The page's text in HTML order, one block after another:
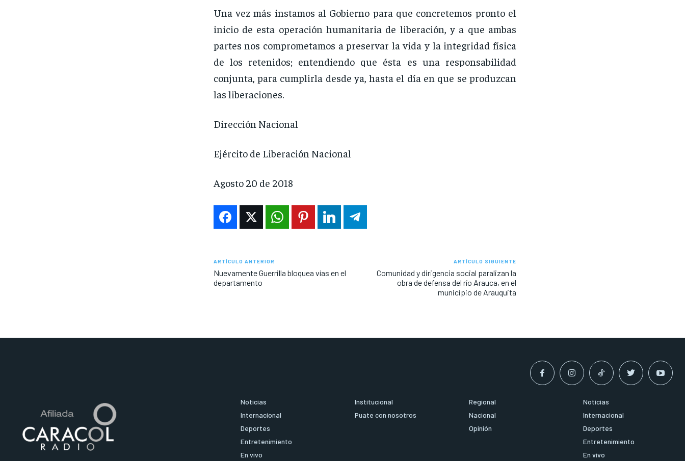
Una vez más instamos al Gobierno para que concretemos pronto el
inicio de esta operación humanitaria de liberación, y a que ambas
partes nos comprometamos a preservar la vida y la integridad física
de los retenidos; entendiendo que ésta es una responsabilidad
conjunta, para cumplirla desde ya, hasta el día en que se produzcan
las liberaciones.
Dirección Nacional
Ejército de Liberación Nacional
Agosto 20 de 2018
ARTÍCULO ANTERIOR
Nuevamente Guerrilla bloquea vías en el
departamento
ARTÍCULO SIGUIENTE
Comunidad y dirigencia social paralizan la
obra de defensa del río Arauca, en el
municipio de Arauquita
Noticias
Internacional
Deportes
Entretenimiento
En vivo
Institucional
Puate con nosotros
Regional
Nacional
Opinión
Noticias
Internacional
Deportes
Entretenimiento
En vivo